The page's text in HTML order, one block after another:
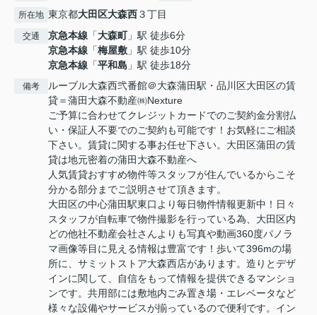
所在地 東京都大田区大森西３丁目
交通 京急本線 「大森町」駅 徒歩6分
京急本線 「梅屋敷 」駅 徒歩10分
京急本線 「平和島 」駅 徒歩18分
備考
ルーブル大森西弐番館＠大森蒲田駅・品川区大田区の賃
貸＝蒲田大森不動産㈱Nexture
ご予算に合わせてクレジットカードでのご契約金分割払
い・保証人不要でのご契約も可能です！お気軽にご相談
下さい。賃貸に関する事お任せ下さい。大田区蒲田の賃
貸は地元密着の蒲田大森不動産へ
人気賃貸おすすめ物件等スタッフが住んでいるからこそ
分かる部分までご説明させて頂きます。
大田区の中心蒲田駅東口より毎日物件情報更新中！日々
スタッフが自転車で物件撮影を行っている為、大田区内
どの他社不動産会社さんよりも写真や動画360度パノラ
マ画像等目に見える情報は豊富です！歩いて396mの場
所に、サミットストア大森西店があります。造りとデザ
インに関して、自信をもって情報を提供できるマンショ
ンです。共用部には敷地内ごみ置き場・エレベータなど
様々な設備やサービスが揃っているので便利です。イン